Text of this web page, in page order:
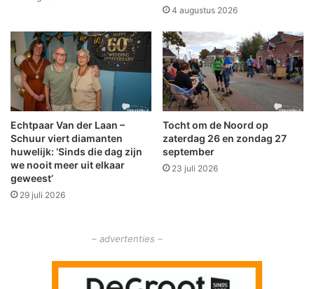
n
W
e
n
e
r
l
e
d
g
4 augustus 2026
Echtpaar Van der Laan –
Schuur viert diamanten
huwelijk: ‘Sinds die dag zijn
we nooit meer uit elkaar
geweest’
29 juli 2026
Tocht om de Noord op
zaterdag 26 en zondag 27
september
23 juli 2026
– advertenties –